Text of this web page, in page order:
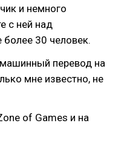
и немного
с ней над
30 человек.
перевод на
мне известно, не
of Games и на